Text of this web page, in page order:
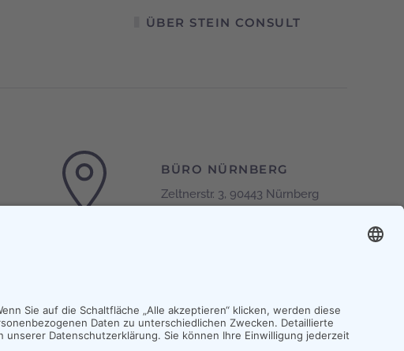
ÜBER STEIN CONSULT
BÜRO NÜRNBERG
Zeltnerstr. 3, 90443 Nürnberg